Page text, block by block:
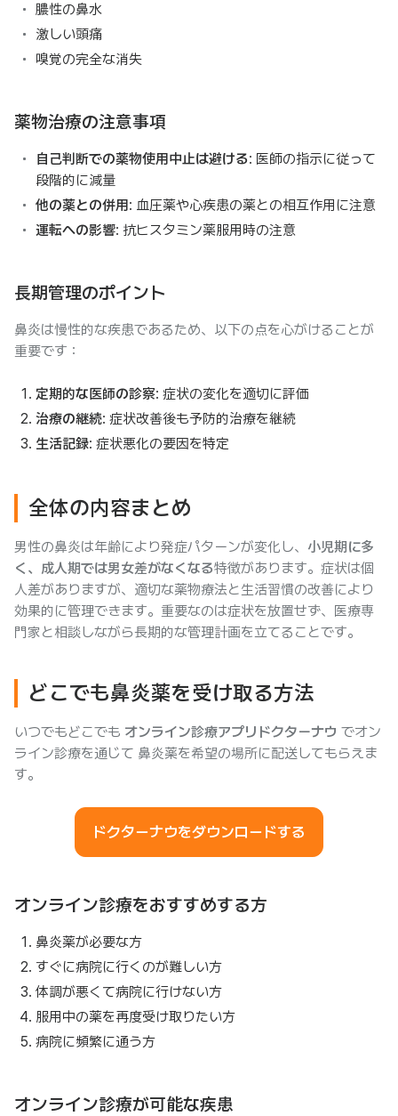
膿性の鼻水
激しい頭痛
嗅覚の完全な消失
薬物治療の注意事項
自己判断での薬物使用中止は避ける: 医師の指示に従って
段階的に減量
他の薬との併用: 血圧薬や心疾患の薬との相互作用に注意
運転への影響: 抗ヒスタミン薬服用時の注意
長期管理のポイント
鼻炎は慢性的な疾患であるため、以下の点を心がけることが
重要です：
定期的な医師の診察: 症状の変化を適切に評価
治療の継続: 症状改善後も予防的治療を継続
生活記録: 症状悪化の要因を特定
全体の内容まとめ
男性の鼻炎は年齢により発症パターンが変化し、 小児期に多
く、成人期では男女差がなくなる特徴があります。症状は個
人差がありますが、適切な薬物療法と生活習慣の改善により
効果的に管理できます。重要なのは症状を放置せず、医療専
門家と相談しながら長期的な管理計画を立てることです。
どこでも鼻炎薬を受け取る方法
いつでもどこでも オンライン診療アプリドクターナウ でオン
ライン診療を通じて 鼻炎薬を希望の場所に配送してもらえま
す。
ドクターナウをダウンロードする
オンライン診療をおすすめする方
鼻炎薬が必要な方
すぐに病院に行くのが難しい方
体調が悪くて病院に行けない方
服用中の薬を再度受け取りたい方
病院に頻繁に通う方
オンライン診療が可能な疾患